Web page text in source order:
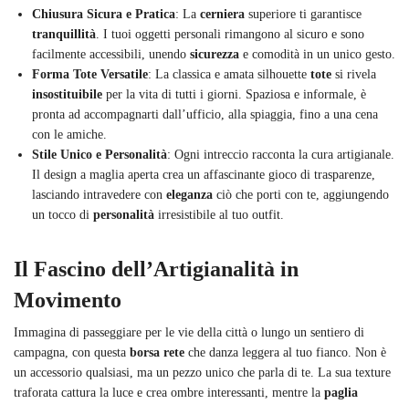
Chiusura Sicura e Pratica: La cerniera superiore ti garantisce
tranquillità . I tuoi oggetti personali rimangono al sicuro e sono
facilmente accessibili, unendo sicurezza e comodità in un unico gesto.
Forma Tote Versatile: La classica e amata silhouette tote si rivela
insostituibile per la vita di tutti i giorni. Spaziosa e informale, è
pronta ad accompagnarti dall’ufficio, alla spiaggia, fino a una cena
con le amiche.
Stile Unico e Personalità: Ogni intreccio racconta la cura artigianale.
Il design a maglia aperta crea un affascinante gioco di trasparenze,
lasciando intravedere con eleganza ciò che porti con te, aggiungendo
un tocco di personalità irresistibile al tuo outfit.
Il Fascino dell’Artigianalità in
Movimento
Immagina di passeggiare per le vie della città o lungo un sentiero di
campagna, con questa borsa rete che danza leggera al tuo fianco. Non è
un accessorio qualsiasi, ma un pezzo unico che parla di te. La sua texture
traforata cattura la luce e crea ombre interessanti, mentre la paglia